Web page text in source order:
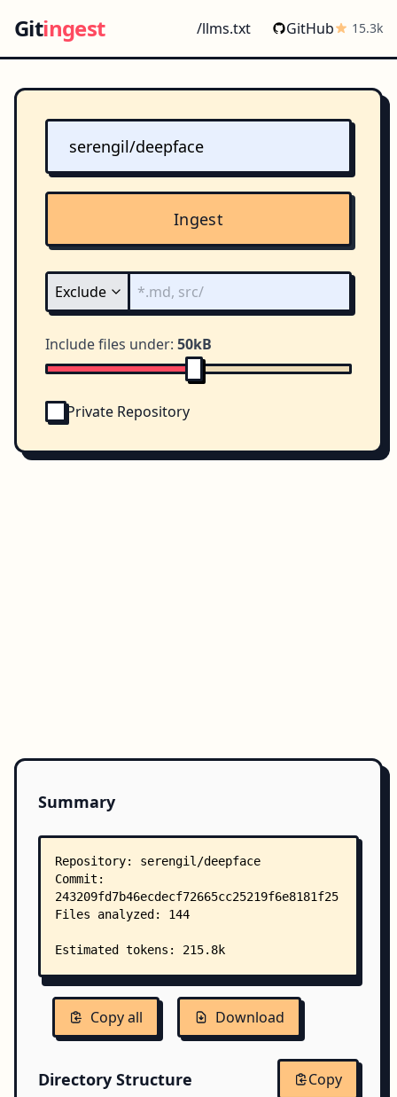
Gitingest /llms.txt GitHub 15.3k
Ingest
Include files under: 50kB
Private Repository
Summary
Copy all Download
Directory Structure Copy